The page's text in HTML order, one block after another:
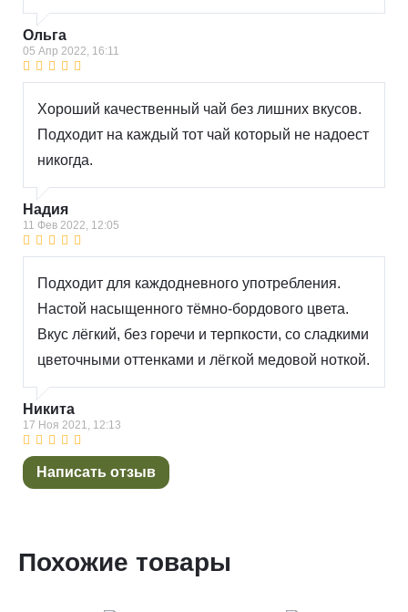
Ольга
05 Апр 2022, 16:11
Хороший качественный чай без лишних вкусов.
Подходит на каждый тот чай который не надоест
никогда.
Надия
11 Фев 2022, 12:05
Подходит для каждодневного употребления.
Настой насыщенного тёмно-бордового цвета.
Вкус лёгкий, без горечи и терпкости, со сладкими
цветочными оттенками и лёгкой медовой ноткой.
Никита
17 Ноя 2021, 12:13
Написать отзыв
Похожие товары